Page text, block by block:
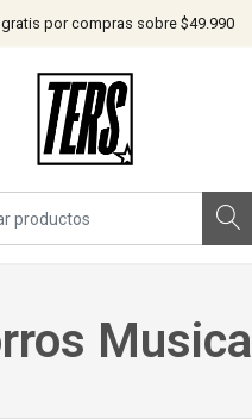
gratis por compras sobre $49.990
Musica